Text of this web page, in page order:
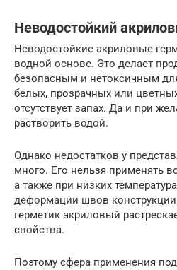
Неводостойкий
Неводостойкие акриловые
водной основе. Это делает
безопасным и нетоксичным
белых, прозрачных или
отсутствует запах. Да и при
растворить водой.
Однако недостатков у
много. Его нельзя применять
а также при низких
деформации швов
герметик акриловый
свойства.
Поэтому сфера применения